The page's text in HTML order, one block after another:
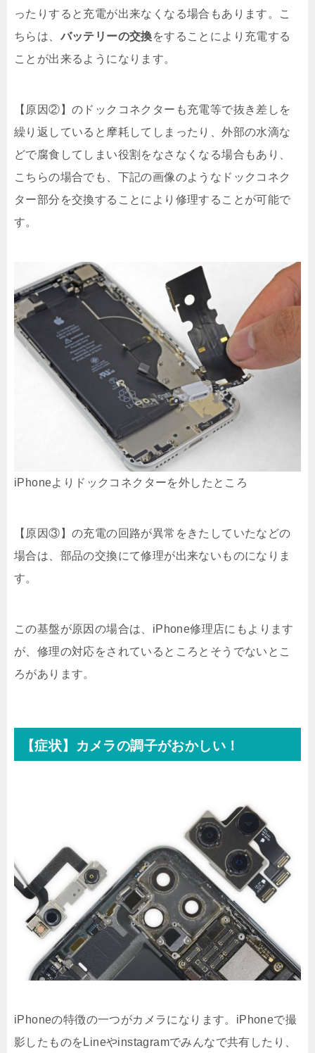
ったりすると充電が出来なくなる場合もあります。こ
ちらは、 バッテリーの交換をすることにより充電する
ことが出来るようになります。
【原因②】のドックコネクターも充電等で抜き差しを
繰り返していると摩耗してしまったり、外部の水滴な
どで腐食してしまい役割をなさなくなる場合もあり、
こちらの場合でも、下記の画像のようなドックコネク
ター部分を交換することにより修理することが可能で
す。
iPhoneよりドックコネクターを外したところ
【原因③】の充電の回路が異常をきたしていたなどの
場合は、部品の交換にて修理が出来ないものになりま
す。
この基盤が原因の場合は、iPhone修理店にもよります
が、修理の対応をされているところとそうでないとこ
ろがあります。
【症状】カメラの調子がおかしい！
iPhoneの特徴の一つがカメラになります。iPhoneで撮
影したものをLineやinstagramでみんなで共有したり、